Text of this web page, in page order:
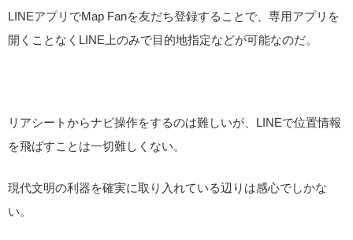
LINEアプリでMap Fanを友だち登録することで、専用アプリを
開くことなくLINE上のみで目的地指定などが可能なのだ。
リアシートからナビ操作をするのは難しいが、LINEで位置情報
を飛ばすことは一切難しくない。
現代文明の利器を確実に取り入れている辺りは感心でしかな
い。